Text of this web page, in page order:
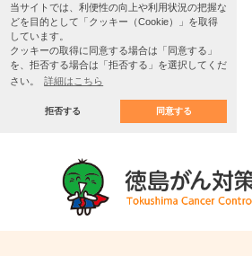
当サイトでは、利便性の向上や利用状況の把握な
どを目的として「クッキー（Cookie）」を取得
しています。
クッキーの取得に同意する場合は「同意する」
を、拒否する場合は「拒否する」を選択してくだ
さい。
詳細はこちら
拒否する 同意する